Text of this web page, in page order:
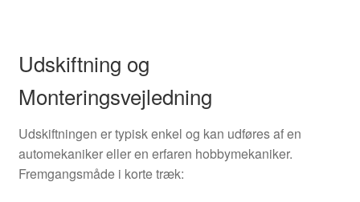
Udskiftning og
Monteringsvejledning
Udskiftningen er typisk enkel og kan udføres af en
automekaniker eller en erfaren hobbymekaniker.
Fremgangsmåde i korte træk: